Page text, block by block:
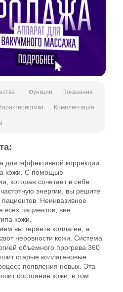
Функции Показания
Комплектация
для эффективной коррекции
кожи. С помощью
которая сочетает в себе
энергии, вы решите
Неинвазивное
пациентов, вне
кожи.
вы теряете коллаген, а
неровности кожи. Система
объемного прогрева 360
старые коллагеновые
появления новых. Эта
состояние кожи, в том